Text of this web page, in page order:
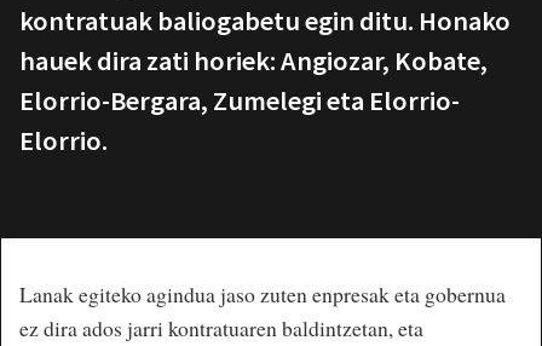
kontratuak baliogabetu egin ditu. Honako
hauek dira zati horiek: Angiozar, Kobate,
Elorrio-Bergara, Zumelegi eta Elorrio-
Elorrio.
Lanak egiteko agindua jaso zuten enpresak eta gobernua
ez dira ados jarri kontratuaren baldintzetan, eta